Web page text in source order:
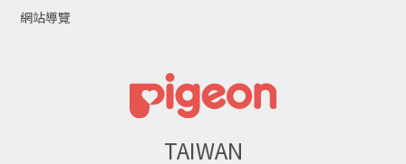
網站導覽
TAIWAN